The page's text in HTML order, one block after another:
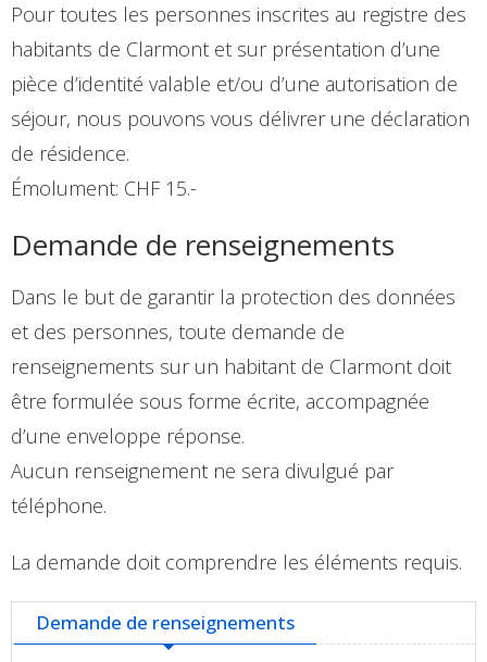
Pour toutes les personnes inscrites au registre des
habitants de Clarmont et sur présentation d’une
pièce d’identité valable et/ou d’une autorisation de
séjour, nous pouvons vous délivrer une déclaration
de résidence.
Émolument: CHF 15.-
Demande de renseignements
Dans le but de garantir la protection des données
et des personnes, toute demande de
renseignements sur un habitant de Clarmont doit
être formulée sous forme écrite, accompagnée
d’une enveloppe réponse.
Aucun renseignement ne sera divulgué par
téléphone.
La demande doit comprendre les éléments requis.
Demande de renseignements